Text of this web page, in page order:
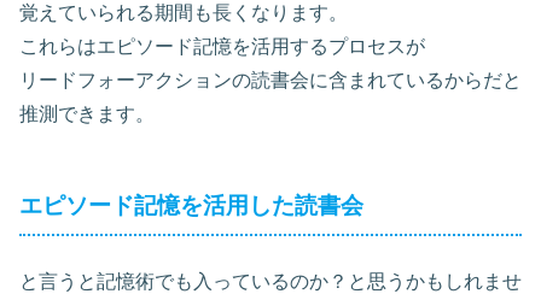
覚えていられる期間も長くなります。
これらはエピソード記憶を活用するプロセスが
リードフォーアクションの読書会に含まれているからだと
推測できます。
エピソード記憶を活用した読書会
と言うと記憶術でも入っているのか？と思うかもしれませ